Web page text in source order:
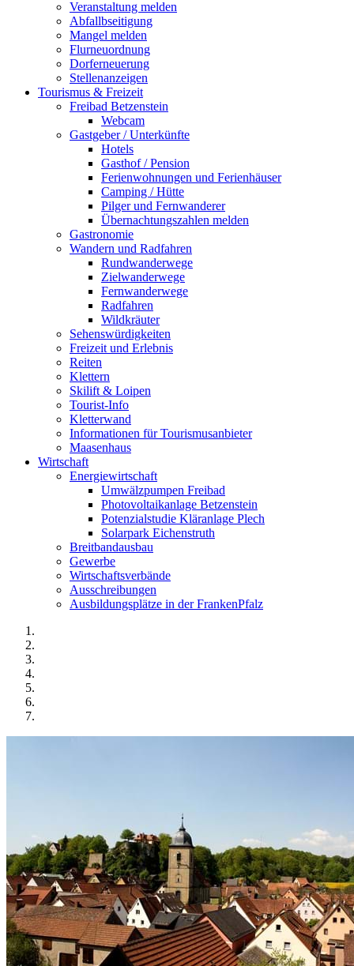
Veranstaltung melden
Abfallbseitigung
Mangel melden
Flurneuordnung
Dorferneuerung
Stellenanzeigen
Tourismus & Freizeit
Freibad Betzenstein
Webcam
Gastgeber / Unterkünfte
Hotels
Gasthof / Pension
Ferienwohnungen und Ferienhäuser
Camping / Hütte
Pilger und Fernwanderer
Übernachtungszahlen melden
Gastronomie
Wandern und Radfahren
Rundwanderwege
Zielwanderwege
Fernwanderwege
Radfahren
Wildkräuter
Sehenswürdigkeiten
Freizeit und Erlebnis
Reiten
Klettern
Skilift & Loipen
Tourist-Info
Kletterwand
Informationen für Tourismusanbieter
Maasenhaus
Wirtschaft
Energiewirtschaft
Umwälzpumpen Freibad
Photovoltaikanlage Betzenstein
Potenzialstudie Kläranlage Plech
Solarpark Eichenstruth
Breitbandausbau
Gewerbe
Wirtschaftsverbände
Ausschreibungen
Ausbildungsplätze in der FrankenPfalz